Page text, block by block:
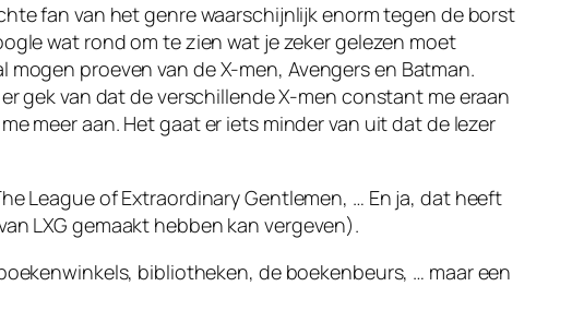
fan van het genre waarschijnlijk enorm tegen de borst
wat rond om te zien wat je zeker gelezen moet
proeven van de X-men, Avengers en Batman.
gek van dat de verschillende X-men constant me eraan
meer aan. Het gaat er iets minder van uit dat de lezer
League of Extraordinary Gentlemen, … En ja, dat heeft
LXG gemaakt hebben kan vergeven).
bibliotheken, de boekenbeurs, … maar een